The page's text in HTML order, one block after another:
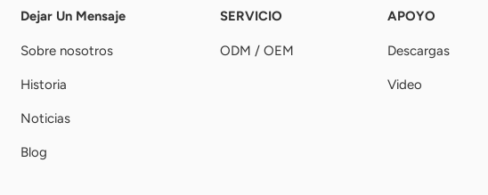
Dejar Un Mensaje
Sobre nosotros
Historia
Noticias
Blog
SERVICIO
ODM / OEM
APOYO
Descargas
Video